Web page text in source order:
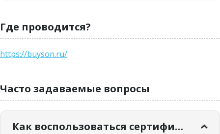
Где проводится?
https://buyson.ru/
Часто задаваемые вопросы
Как воспользоваться сертификатом?